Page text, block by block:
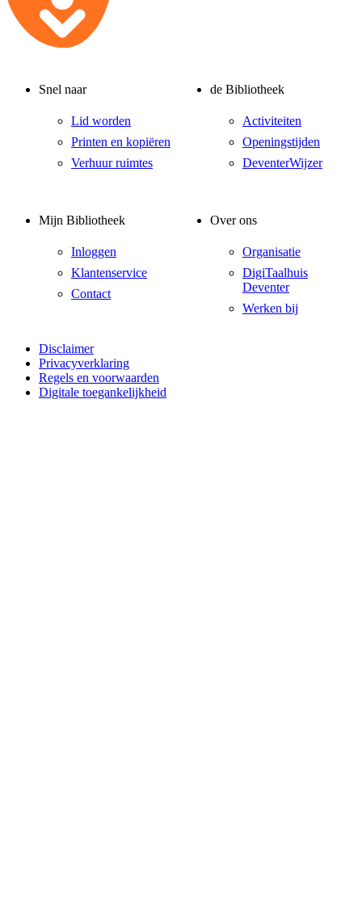
Snel naar
Lid worden
Printen en kopiëren
Verhuur ruimtes
de Bibliotheek
Activiteiten
Openingstijden
DeventerWijzer
Mijn Bibliotheek
Inloggen
Klantenservice
Contact
Over ons
Organisatie
DigiTaalhuis
Deventer
Werken bij
Disclaimer
Privacyverklaring
Regels en voorwaarden
Digitale toegankelijkheid